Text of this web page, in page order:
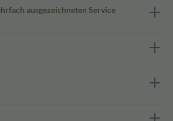
ausgezeichneten Service